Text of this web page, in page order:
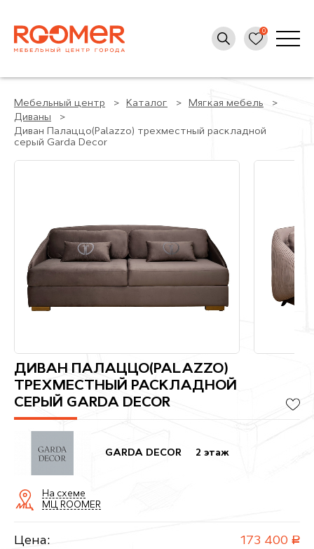
Мебельный центр Каталог
Мягкая мебель
Диваны
Диван Палаццо(Palazzo) трехместный раскладной
серый Garda Decor
ДИВАН ПАЛАЦЦО(PALAZZO)
ТРЕХМЕСТНЫЙ РАСКЛАДНОЙ
СЕРЫЙ GARDA DECOR
GARDA DECOR 2 этаж
На схеме
МЦ ROOMER
Цена: 173 400 руб.